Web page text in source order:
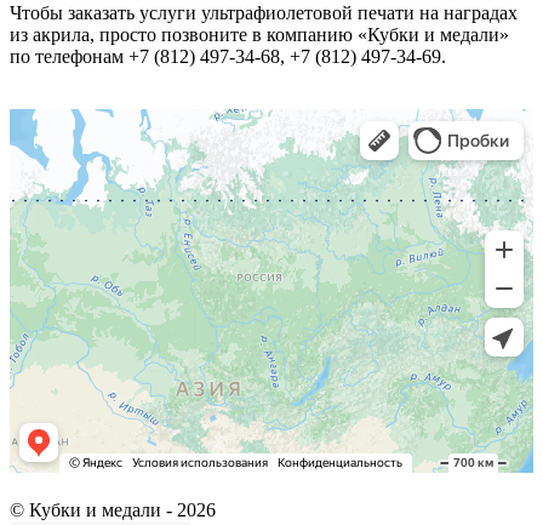
Чтобы заказать услуги ультрафиолетовой печати на наградах
из акрила, просто позвоните в компанию «Кубки и медали»
по телефонам +7 (812) 497-34-68, +7 (812) 497-34-69.
© Кубки и медали - 2026